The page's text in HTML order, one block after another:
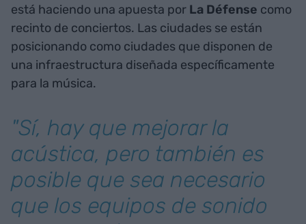
está haciendo una apuesta por La Défense como
recinto de conciertos. Las ciudades se están
posicionando como ciudades que disponen de
una infraestructura diseñada específicamente
para la música.
"Sí, hay que mejorar la
acústica, pero también es
posible que sea necesario
que los equipos de sonido